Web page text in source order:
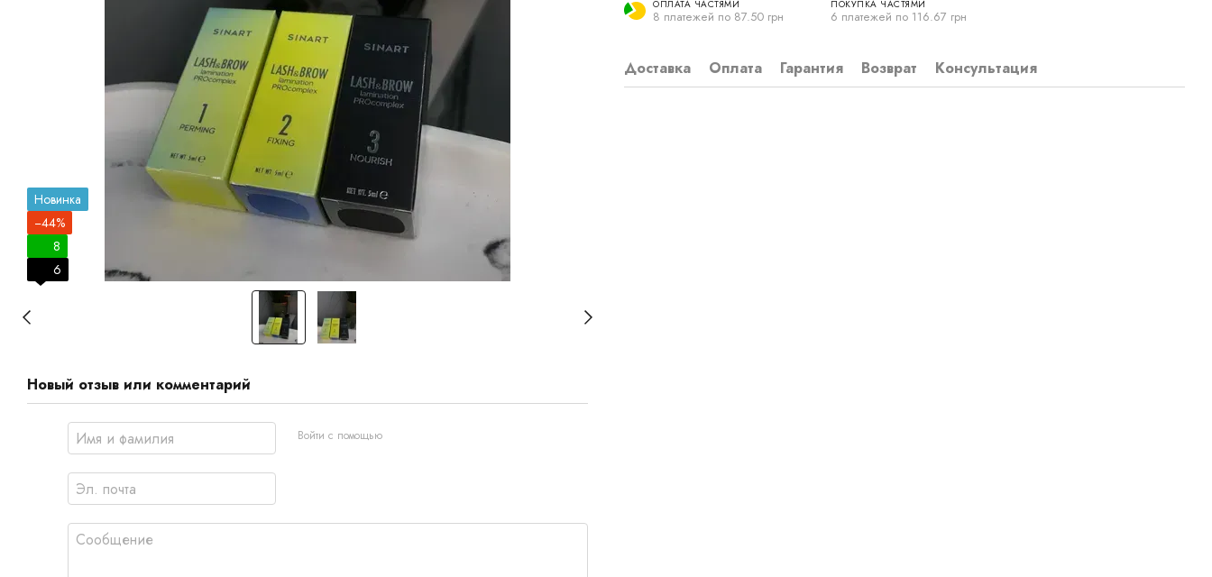
Новинка
−44%
8
6
Новый отзыв или комментарий
Войти с помощью
ОПЛАТА ЧАСТЯМИ
8 платежей по 87.50 грн
ПОКУПКА ЧАСТЯМИ
6 платежей по 116.67 грн
Доставка Оплата Гарантия Возврат Консультация